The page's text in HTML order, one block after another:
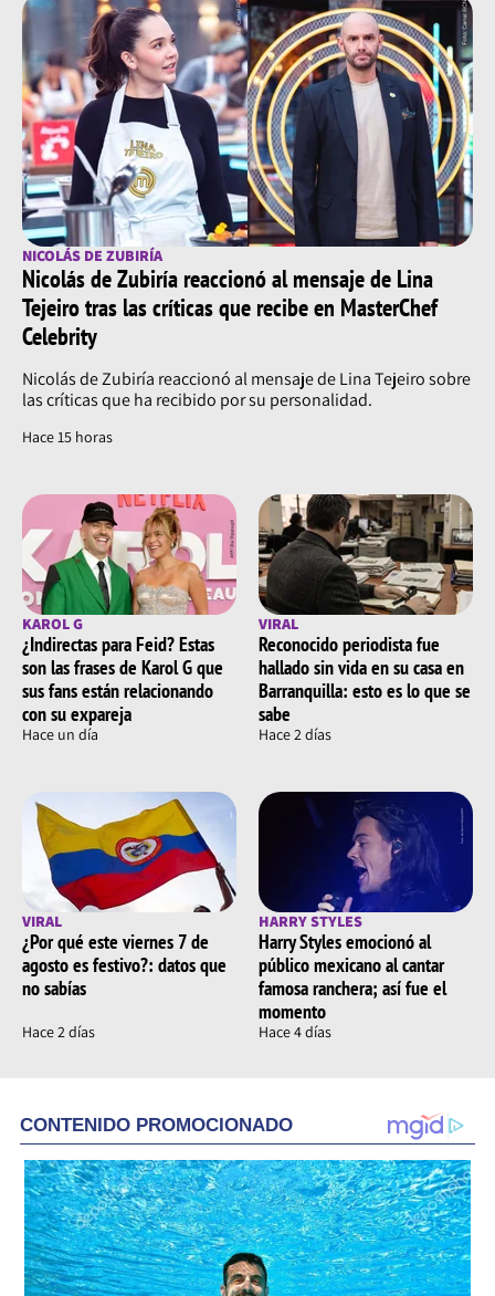
NICOLÁS DE ZUBIRÍA
Nicolás de Zubiría reaccionó al mensaje de Lina
Tejeiro tras las críticas que recibe en MasterChef
Celebrity
Nicolás de Zubiría reaccionó al mensaje de Lina Tejeiro sobre
las críticas que ha recibido por su personalidad.
Hace 15 horas
KAROL G
¿Indirectas para Feid? Estas
son las frases de Karol G que
sus fans están relacionando
con su expareja
Hace un día
VIRAL
Reconocido periodista fue
hallado sin vida en su casa en
Barranquilla: esto es lo que se
sabe
Hace 2 días
VIRAL
¿Por qué este viernes 7 de
agosto es festivo?: datos que
no sabías
Hace 2 días
HARRY STYLES
Harry Styles emocionó al
público mexicano al cantar
famosa ranchera; así fue el
momento
Hace 4 días